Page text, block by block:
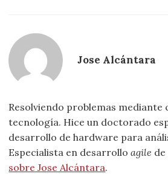
Jose Alcántara
Resolviendo problemas mediante
tecnología. Hice un doctorado
desarrollo de hardware para
Especialista en desarrolloagile
sobre Jose Alcántara.